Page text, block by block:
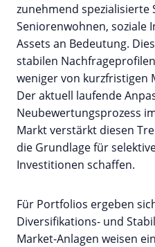
zunehmend spezialisierte
Seniorenwohnen,
Assets an Bedeutung.
stabilen
weniger von kurzfristigen
Der aktuell laufende
Neubewertungsprozess
Markt verstärkt diesen
die Grundlage für
Investitionen schaffen.
Für Portfolios ergeben
Diversifikations- und
Market-Anlagen weisen